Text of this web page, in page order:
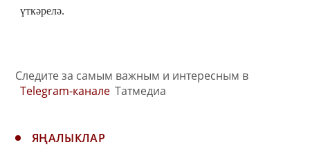
үткәрелә.
Следите за самым важным и интересным в
Telegram-канале Татмедиа
ЯҢАЛЫКЛАР